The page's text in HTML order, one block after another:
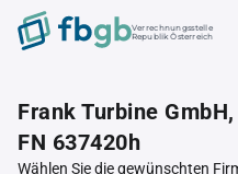
Verrechnungsstelle
Republik Österreich
Frank Turbine GmbH,
FN 637420h
Wählen Sie die gewünschten